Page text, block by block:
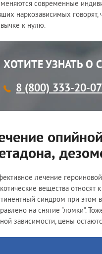
современные
наркозависимых говорят,
к нулю.
ХОТИТЕ УЗНАТЬ О
8 (800) 333-20-07
лечение
вещества
синдром при этом
на снятие "ломки".
зависимости, цены